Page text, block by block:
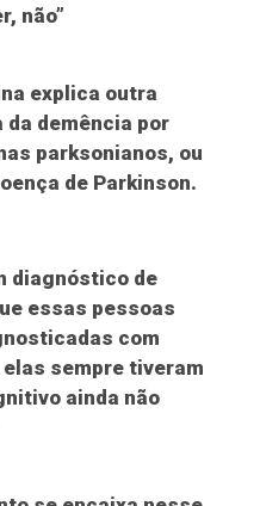
não”
explica outra
demência por
parksonianos, ou
de Parkinson.
diagnóstico de
essas pessoas
com
sempre tiveram
ainda não